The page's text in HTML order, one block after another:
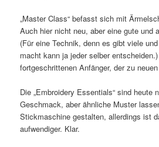
„Master Class“ befasst sich mit
Auch hier nicht neu, aber eine gute und
(Für eine Technik, denn es gibt viele
macht kann ja jeder selber
fortgeschrittenen Anfänger, der zu
Die „Embroidery Essentials“ sind heute
Geschmack, aber ähnliche Muster
Stickmaschine gestalten, allerdings ist
aufwendiger. Klar.